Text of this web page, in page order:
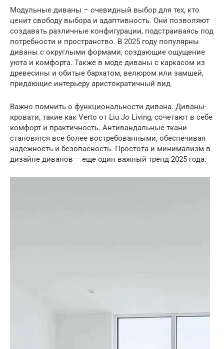
Модульные диваны – очевидный выбор для тех, кто
ценит свободу выбора и адаптивность. Они позволяют
создавать различные конфигурации, подстраиваясь под
потребности и пространство. В 2025 году популярны
диваны с округлыми формами, создающие ощущение
уюта и комфорта. Также в моде диваны с каркасом из
древесины и обитые бархатом, велюром или замшей,
придающие интерьеру аристократичный вид.
Важно помнить о функциональности дивана. Диваны-
кровати, такие как Verto от Liu Jo Living, сочетают в себе
комфорт и практичность. Антивандальные ткани
становятся все более востребованными, обеспечивая
надежность и безопасность. Простота и минимализм в
дизайне диванов – еще один важный тренд 2025 года.